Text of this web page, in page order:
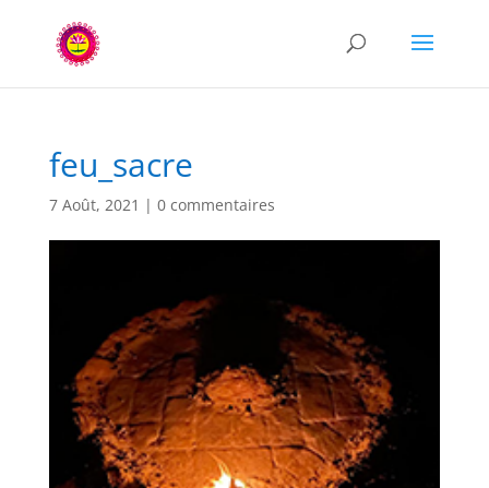
feu_sacre
7 Août, 2021 | 0 commentaires